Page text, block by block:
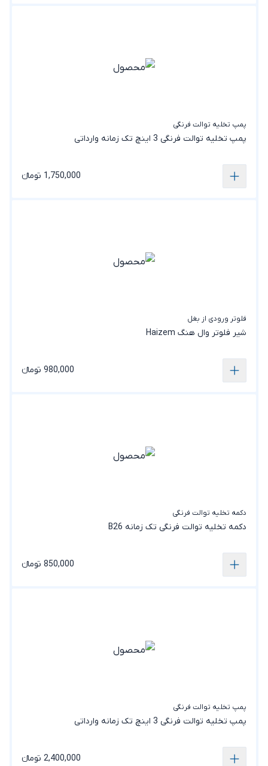
پمپ تخلیه توالت فرنگی
پمپ تخلیه توالت فرنگی 3 اینچ تک زمانه وارداتی
1,750,000 تومانء
فلوتر ورودی از بغل
شیر فلوتر وال هنگ Haizem
980,000 تومانء
دکمه تخلیه توالت فرنگی
دکمه تخلیه توالت‌ فرنگی تک زمانه B26
850,000 تومانء
پمپ تخلیه توالت فرنگی
پمپ تخلیه توالت فرنگی 3 اینچ تک زمانه وارداتی
2,400,000 تومانء